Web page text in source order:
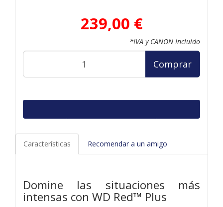
239,00 €
*IVA y CANON Incluido
Comprar
Características Recomendar a un amigo
Domine las situaciones más
intensas con WD Red™ Plus